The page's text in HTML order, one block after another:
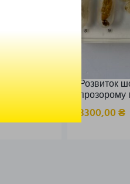
Розвиток
прозорому
3300,00₴